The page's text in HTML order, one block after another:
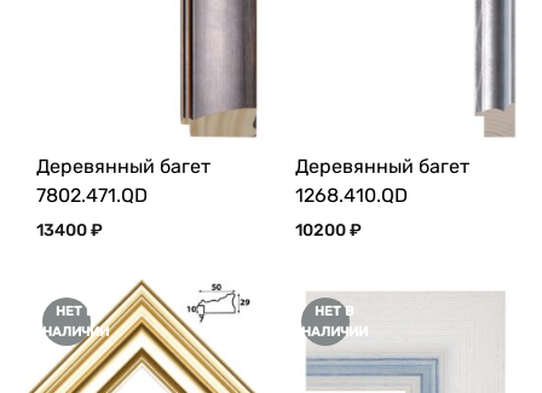
Деревянный багет
7802.471.QD
13400₽
Деревянный багет
1268.410.QD
10200₽
НЕТ В
НАЛИЧИИ
НЕТ В
НАЛИЧИИ